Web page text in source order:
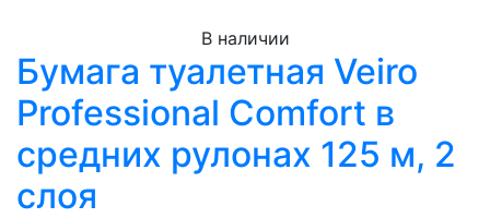
В наличии
Бумага туалетная Veiro
Professional Comfort в
средних рулонах 125 м, 2
слоя